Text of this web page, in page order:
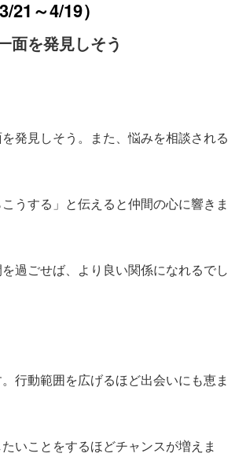
21～4/19）
面を発見しそう
発見しそう。また、悩みを相談される
うする」と伝えると仲間の心に響きま
過ごせば、より良い関係になれるでし
行動範囲を広げるほど出会いにも恵ま
たいことをするほどチャンスが増えま